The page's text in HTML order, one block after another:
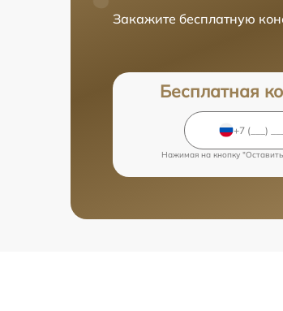
Закажите бесплатную
Бесплатная
Нажимая на кнопку